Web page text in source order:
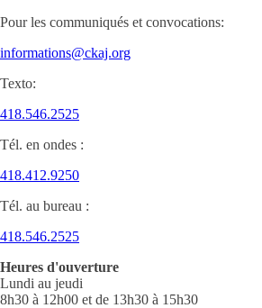
Pour les communiqués et convocations:
informations@ckaj.org
Texto:
418.546.2525
Tél. en ondes :
418.412.9250
Tél. au bureau :
418.546.2525
Heures d'ouverture
Lundi au jeudi
8h30 à 12h00 et de 13h30 à 15h30